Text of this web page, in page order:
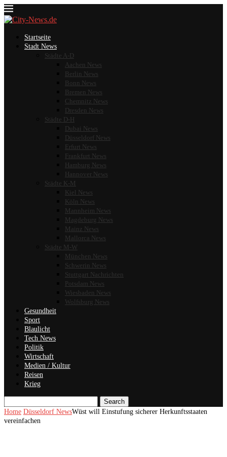
Startseite
Stadt News
Städte A-D
Aachen News
Berlin News
Bonn News
Bremen News
Chemnitz News
Dresden News
Städte D-H
Dubai News
Düsseldorf News
Erfurt News
Frankfurt News
Hamburg News
Hannover News
Städte K-M
Kiel News
Köln News
Mannheim News
Magdeburg News
Mainz News
Mallorca News
Städte M-W
München News
Schwerin News
Stuttgart Nachrichten
Potsdam News
Wiesbaden News
Wolfsburg News
Gesundheit
Sport
Blaulicht
Tech News
Politik
Wirtschaft
Medien / Kultur
Reisen
Krieg
Search
Home Düsseldorf NewsWüst will Einstufung sicherer Herkunftsstaaten
vereinfachen